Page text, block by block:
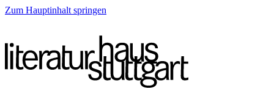
Zum Hauptinhalt springen